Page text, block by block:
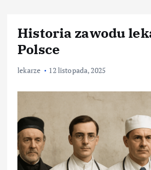
Historia zawodu
Polsce
lekarze 12 listopada, 2025